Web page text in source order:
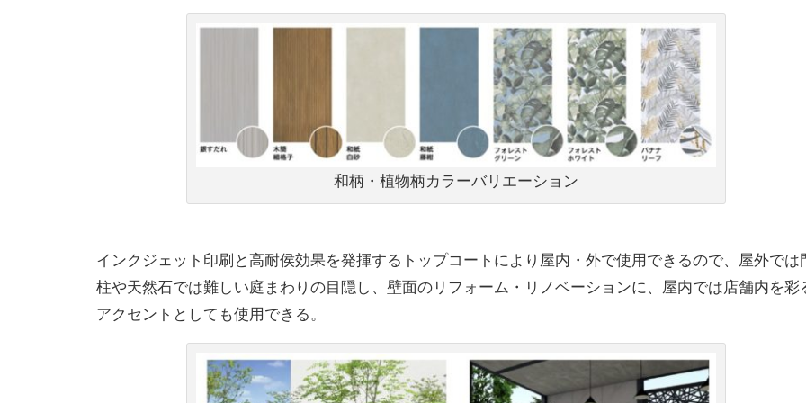
和柄・植物柄カラーバリエーション
インクジェット印刷と⾼耐侯効果を発揮するトップコートにより屋内・外で使⽤できるので、屋外では
柱や天然⽯では難しい庭まわりの⽬隠し、壁⾯のリフォーム・リノベーションに、屋内では店舗内を彩
アクセントとしても使用できる。